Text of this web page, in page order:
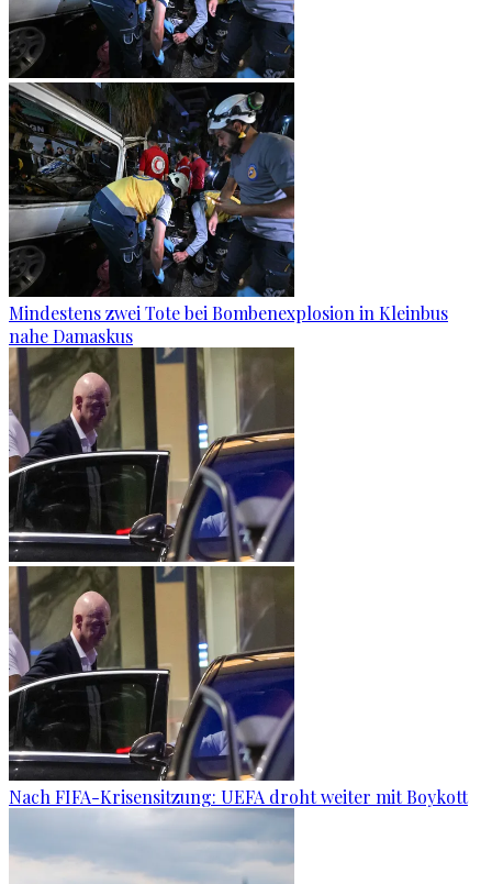
Mindestens zwei Tote bei Bombenexplosion in Kleinbus
nahe Damaskus
Nach FIFA-Krisensitzung: UEFA droht weiter mit Boykott